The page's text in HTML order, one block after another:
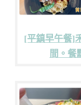
[平鎮早午餐]
間。餐